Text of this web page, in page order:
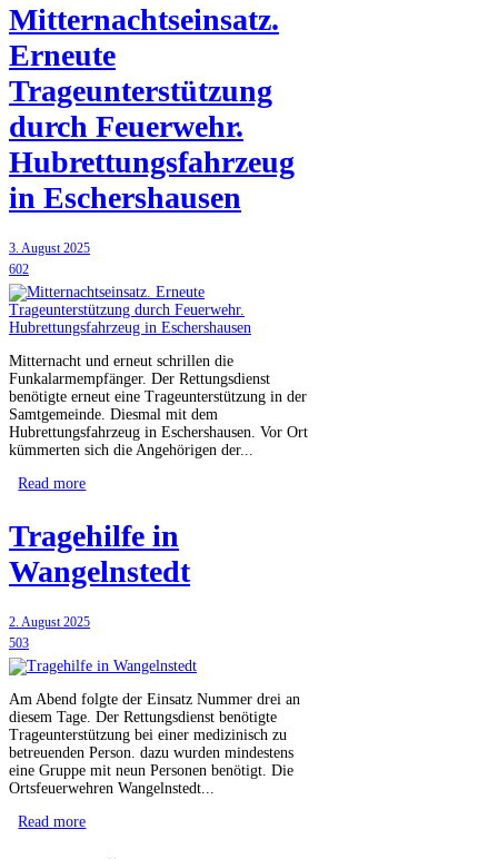
Mitternachtseinsatz.
Erneute
Trageunterstützung
durch Feuerwehr.
Hubrettungsfahrzeug
in Eschershausen
3. August 2025
602
Mitternacht und erneut schrillen die
Funkalarmempfänger. Der Rettungsdienst
benötigte erneut eine Trageunterstützung in der
Samtgemeinde. Diesmal mit dem
Hubrettungsfahrzeug in Eschershausen. Vor Ort
kümmerten sich die Angehörigen der...
Read more
Tragehilfe in
Wangelnstedt
2. August 2025
503
Am Abend folgte der Einsatz Nummer drei an
diesem Tage. Der Rettungsdienst benötigte
Trageunterstützung bei einer medizinisch zu
betreuenden Person. dazu wurden mindestens
eine Gruppe mit neun Personen benötigt. Die
Ortsfeuerwehren Wangelnstedt...
Read more